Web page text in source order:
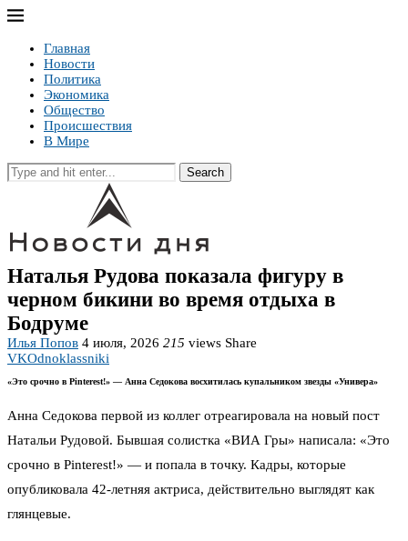
Главная
Новости
Политика
Экономика
Общество
Происшествия
В Мире
Search
Наталья Рудова показала фигуру в
черном бикини во время отдыха в
Бодруме
Илья Попов 4 июля, 2026 215 views Share
VKOdnoklassniki
«Это срочно в Pinterest!» — Анна Седокова восхитилась купальником звезды «Универа»
Анна Седокова первой из коллег отреагировала на новый пост
Натальи Рудовой. Бывшая солистка «ВИА Гры» написала: «Это
срочно в Pinterest!» — и попала в точку. Кадры, которые
опубликовала 42-летняя актриса, действительно выглядят как
глянцевые.